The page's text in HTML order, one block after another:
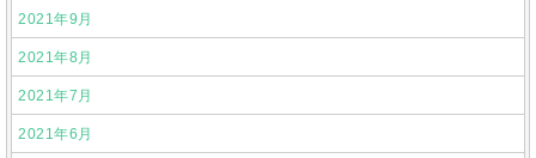
2021年9月
2021年8月
2021年7月
2021年6月